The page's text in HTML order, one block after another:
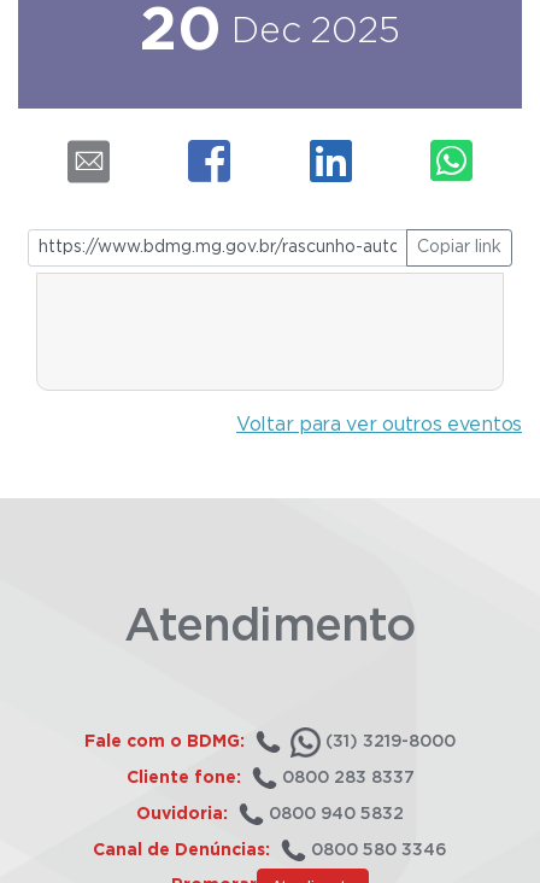
20 Dec 2025
Copiar link
Voltar para ver outros eventos
Atendimento
Fale com o BDMG: (31) 3219-8000
Cliente fone: 0800 283 8337
Ouvidoria: 0800 940 5832
Canal de Denúncias: 0800 580 3346